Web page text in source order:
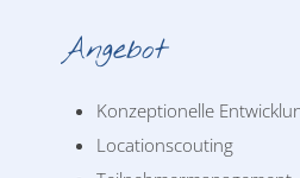
Angebot
Konzeptionelle
Locationscouting